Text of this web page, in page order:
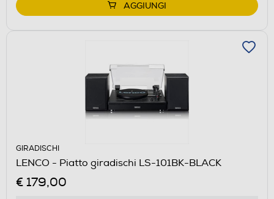
AGGIUNGI
GIRADISCHI
LENCO - Piatto giradischi LS-101BK-BLACK
€ 179,00